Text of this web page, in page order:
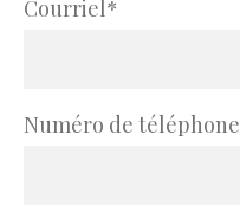
Courriel*
Numéro de téléphone